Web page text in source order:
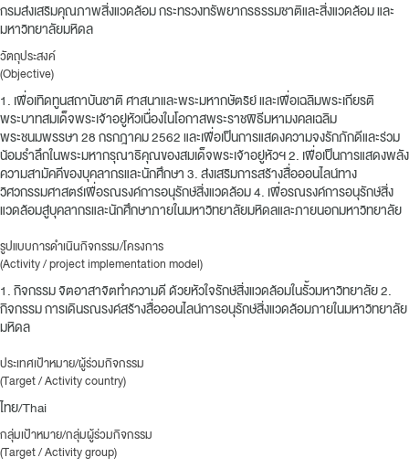
กรมส่งเสริมคุณภาพสิ่งแวดล้อม กระทรวงทรัพยากรธรรมชาติและสิ่งแวดล้อม และ
มหาวิทยาลัยมหิดล
วัตถุประสงค์
(Objective)
1. เพื่อเทิดทูนสถาบันชาติ ศาสนาและพระมหากษัตริย์ และเพื่อเฉลิมพระเกียรติ
พระบาทสมเด็จพระเจ้าอยู่หัวเนื่องในโอกาสพระราชพิธีมหามงคลเฉลิม
พระชนมพรรษา 28 กรกฎาคม 2562 และเพื่อเป็นการแสดงความจงรักภักดีและร่วม
น้อมรำลึกในพระมหากรุณาธิคุณของสมเด็จพระเจ้าอยู่หัวฯ 2. เพื่อเป็นการแสดงพลัง
ความสามัคคีของบุคลากรและนักศึกษา 3. ส่งเสริมการสร้างสื่อออนไลน์ทาง
วิศวกรรมศาสตร์เพื่อรณรงค์การอนุรักษ์สิ่งแวดล้อม 4. เพื่อรณรงค์การอนุรักษ์สิ่ง
แวดล้อมสู่บุคลากรและนักศึกษาภายในมหาวิทยาลัยมหิดลและภายนอกมหาวิทยาลัย
รูปแบบการดำเนินกิจกรรม/โครงการ
(Activity / project implementation model)
1. กิจกรรม จิตอาสาจิตทำความดี ด้วยหัวใจรักษ์สิ่งแวดล้อมในรั้วมหาวิทยาลัย 2.
กิจกรรม การเดินรณรงค์สร้างสื่อออนไลน์การอนุรักษ์สิ่งแวดล้อมภายในมหาวิทยาลัย
มหิดล
ประเทศเป้าหมาย/ผู้ร่วมกิจกรรม
(Target / Activity country)
ไทย/Thai
กลุ่มเป้าหมาย/กลุ่มผู้ร่วมกิจกรรม
(Target / Activity group)